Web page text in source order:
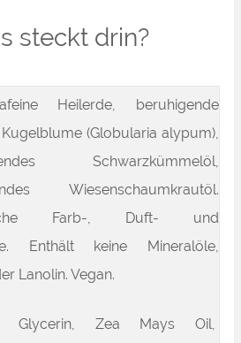
steckt drin?
Heilerde, beruhigende
(Globularia alypum),
Schwarzkümmelöl,
Wiesenschaumkrautöl.
Farb-, Duft- und
Enthält keine Mineralöle,
Lanolin. Vegan.
Glycerin, Zea Mays Oil,